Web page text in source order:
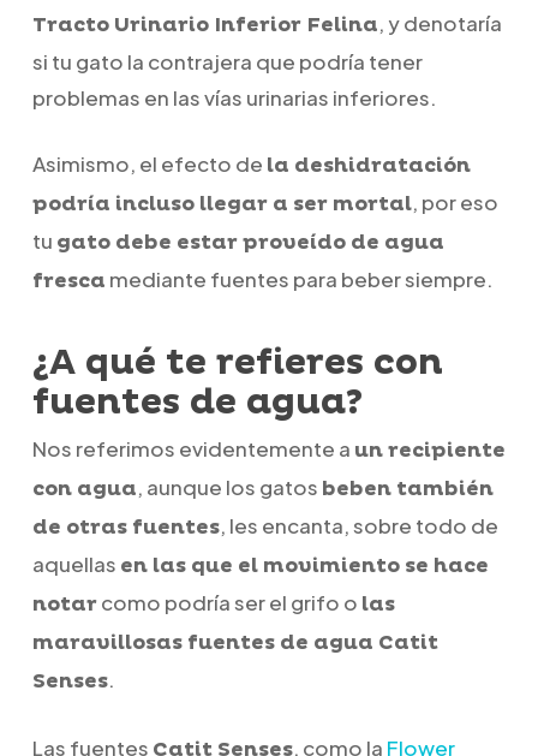
Tracto Urinario Inferior Felina, y denotaría
si tu gato la contrajera que podría tener
problemas en las vías urinarias inferiores.
Asimismo, el efecto de la deshidratación
podría incluso llegar a ser mortal, por eso
tu gato debe estar proveído de agua
fresca mediante fuentes para beber siempre.
¿A qué te refieres con
fuentes de agua?
Nos referimos evidentemente a un recipiente
con agua, aunque los gatos beben también
de otras fuentes, les encanta, sobre todo de
aquellas en las que el movimiento se hace
notarcomo podría ser el grifo o las
maravillosas fuentes de agua Catit
Senses.
Las fuentes Catit Senses, como la Flower